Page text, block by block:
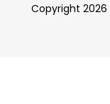
Copyright 2026